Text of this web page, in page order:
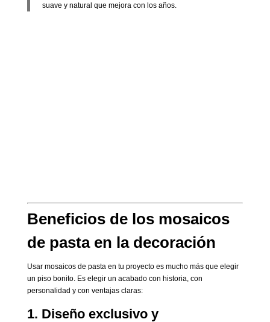
suave y natural que mejora con los años.
Beneficios de los mosaicos
de pasta en la decoración
Usar mosaicos de pasta en tu proyecto es mucho más que elegir
un piso bonito. Es elegir un acabado con historia, con
personalidad y con ventajas claras:
1. Diseño exclusivo y